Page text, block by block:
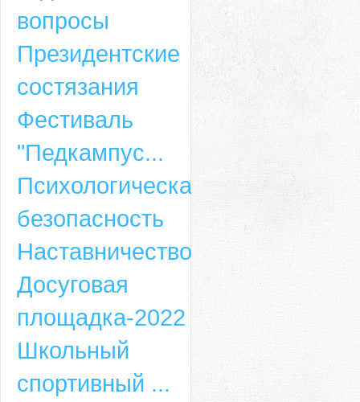
вопросы
Президентские
состязания
Фестиваль
"Педкампус...
Психологическая
безопасность
Наставничество
Досуговая
площадка-2022
Школьный
спортивный ...